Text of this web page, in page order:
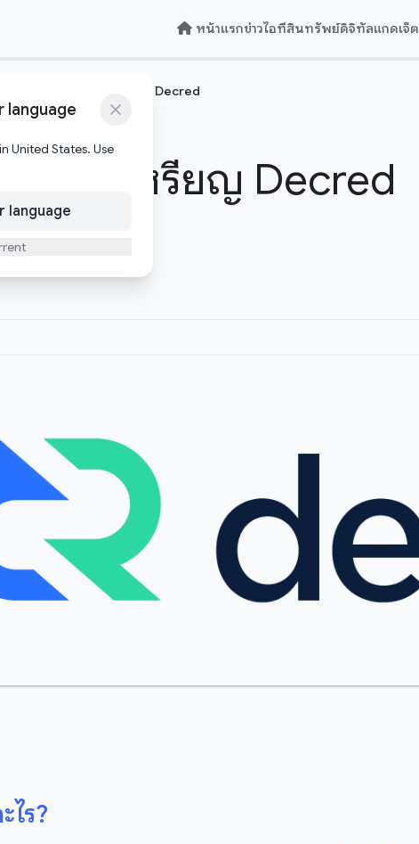
หน้าแรกข่าวไอทีสินทรัพย์ดิจิทัลแกดเจ็ต
language
United States. Use
language
ทำความรู้จักกับเหรียญ Decred
จักกับเหรียญ Decred
ไร?